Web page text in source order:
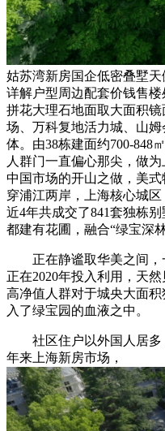
姑苏湾新房国企低密叠墅
详解户型周边配套价钱售
拼花大理石地面取大面积
场、万科复地活力城、山
体。由38栋建面约700-848
人群门一直偏心那尖，做
中国市场的开山之做，美
穿浦江两岸，上海核心城
近4年共成交了841套独栋
都建有花圃，融合“绿宝深
正在静谧取华美之间，
正在2020年投入利用，天
高净值人群对于城央大面
入了绿宝园的血液之中。
社区住户以外国人居多
年来上海新房市场，